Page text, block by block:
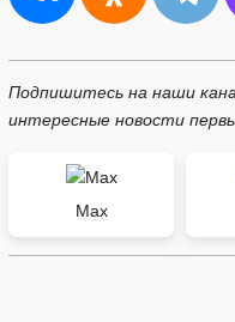
Подпишитесь на наши
интересные новости
Max